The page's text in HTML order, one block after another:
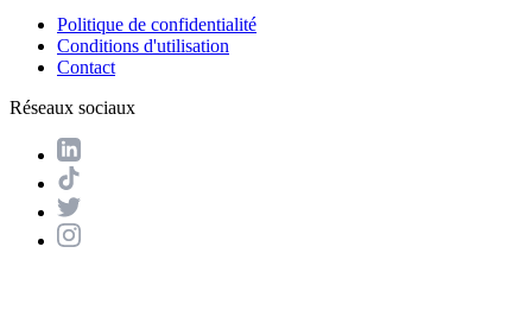
Politique de confidentialité
Conditions d'utilisation
Contact
Réseaux sociaux